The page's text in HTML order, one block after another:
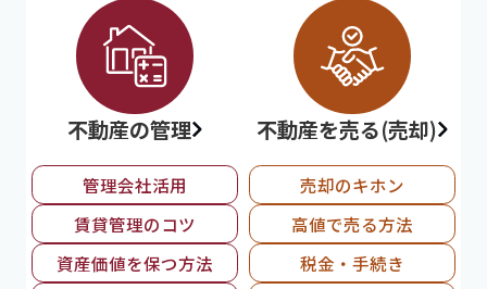
不動産の管理
管理会社活用
賃貸管理のコツ
資産価値を保つ方法
不動産を売る(売却)
売却のキホン
高値で売る方法
税金・手続き